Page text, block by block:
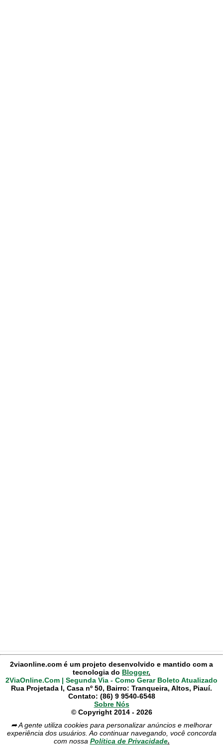
2viaonline.com é um projeto desenvolvido e mantido com a
tecnologia do Blogger.
2ViaOnline.Com | Segunda Via - Como Gerar Boleto Atualizado
Rua Projetada I, Casa nº 50, Bairro: Tranqueira, Altos, Piauí.
Contato: (86) 9 9540-6548
Sobre Nós
© Copyright 2014 - 2026
➦ A gente utiliza cookies para personalizar anúncios e melhorar
experiência dos usuários. Ao continuar navegando, você concorda
com nossa Política de Privacidade.